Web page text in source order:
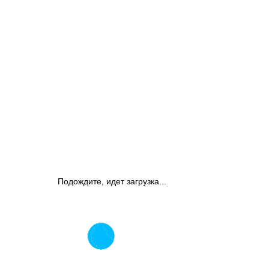
Подождите, идет загрузка...